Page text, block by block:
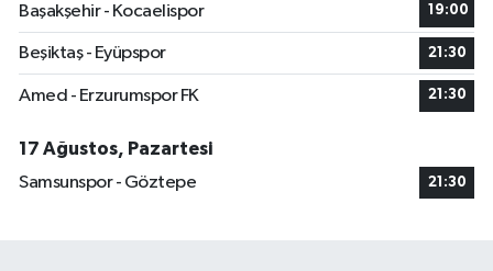
Başakşehir - Kocaelispor
19:00
Beşiktaş - Eyüpspor 21:30
Amed - Erzurumspor FK 21:30
17 Ağustos, Pazartesi
Samsunspor - Göztepe
21:30